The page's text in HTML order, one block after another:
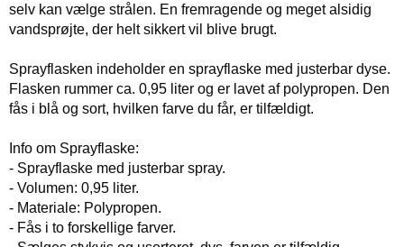
selv kan vælge strålen. En fremragende og meget alsidig
vandsprøjte, der helt sikkert vil blive brugt.
Sprayflasken indeholder en sprayflaske med justerbar dyse.
Flasken rummer ca. 0,95 liter og er lavet af polypropen. Den
fås i blå og sort, hvilken farve du får, er tilfældigt.
Info om Sprayflaske:
- Sprayflaske med justerbar spray.
- Volumen: 0,95 liter.
- Materiale: Polypropen.
- Fås i to forskellige farver.